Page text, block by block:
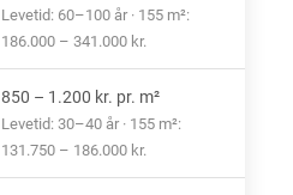
Levetid: 60–100 år · 155 m²:
186.000 – 341.000 kr.
850 – 1.200 kr. pr. m²
Levetid: 30–40 år · 155 m²:
131.750 – 186.000 kr.